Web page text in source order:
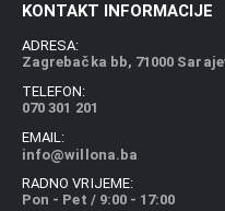
KONTAKT INFORMACIJE
ADRESA:
Zagrebačka bb, 71000
TELEFON:
070 301 201
EMAIL:
info@willona.ba
RADNO VRIJEME:
Pon - Pet / 9:00 - 17:00